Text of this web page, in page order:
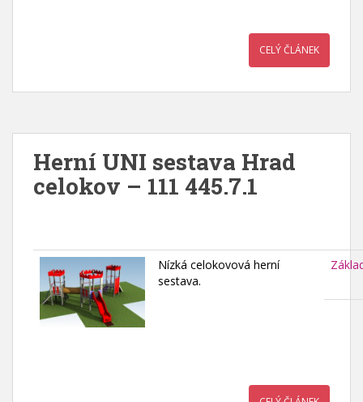
CELÝ ČLÁNEK
Herní UNI sestava Hrad
celokov – 111 445.7.1
Nízká celokovová herní
sestava.